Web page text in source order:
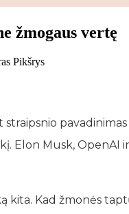
žmogaus vertę
Pikšrys
Elon Musk,
kita. Kad žmonės